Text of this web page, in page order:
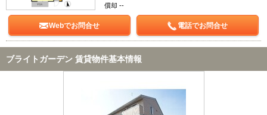
償却 --
Webでお問合せ 電話でお問合せ
ブライトガーデン 賃貸物件基本情報